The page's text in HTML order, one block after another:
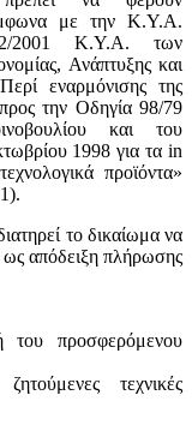
με την Κ.Υ.Α.
2001 Κ.Υ.Α. των
Ανάπτυξης και
εναρμόνισης της
την Οδηγία 98/79
και του
1998 για τα in
προϊόντα»
το δικαίωμα να
ως απόδειξη πλήρωσης
του προσφερόμενου
τεχνικές